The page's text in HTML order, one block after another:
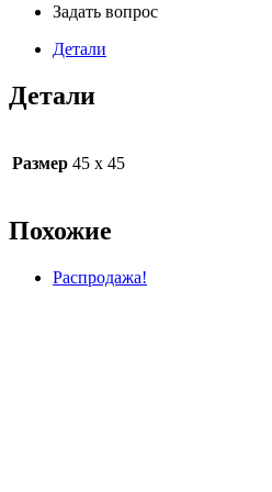
Задать вопрос
Детали
Детали
Размер 45 х 45
Похожие
Распродажа!